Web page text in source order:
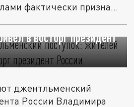
фактически признал,
поступок:
в восторг президент
джентльменский
России Владимира